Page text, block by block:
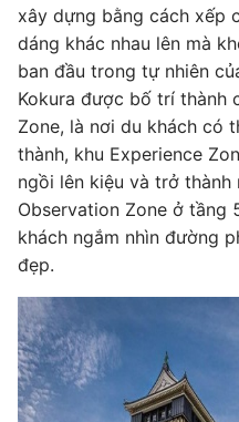
xây dựng bằng cách xếp
dáng khác nhau lên mà
ban đầu trong tự nhiên
Kokura được bố trí thành
Zone, là nơi du khách có
thành, khu Experience
ngồi lên kiệu và trở thành
Observation Zone ở tầng
khách ngắm nhìn đường
đẹp.